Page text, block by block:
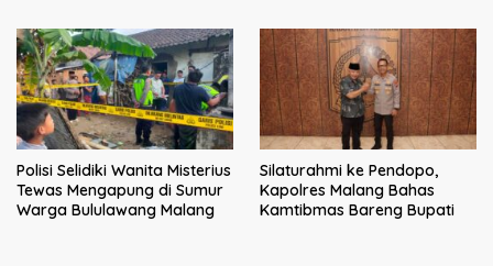
Polisi Selidiki Wanita Misterius
Tewas Mengapung di Sumur
Warga Bululawang Malang
Silaturahmi ke Pendopo,
Kapolres Malang Bahas
Kamtibmas Bareng Bupati